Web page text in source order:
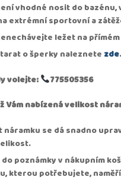
vhodné nosit do bazénu,
extrémní sportovní a
ležet na
o šperky naleznete zde.
volejte:
775505356
Vám nabízená velikost
se dá snadno
poznámky v nákupním
kterou potřebujete,